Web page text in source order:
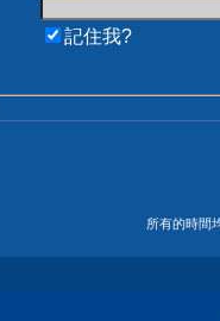
記住我?
所有的時間